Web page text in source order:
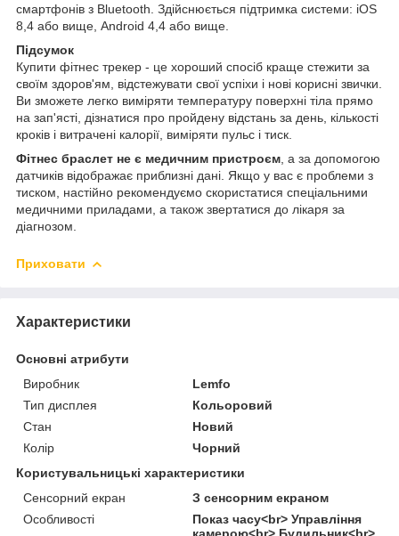
смартфонів з Bluetooth. Здійснюється підтримка системи: iOS
8,4 або вище, Android 4,4 або вище.
Підсумок
Купити фітнес трекер - це хороший спосіб краще стежити за
своїм здоров'ям, відстежувати свої успіхи і нові корисні звички.
Ви зможете легко виміряти температуру поверхні тіла прямо
на зап'ясті, дізнатися про пройдену відстань за день, кількості
кроків і витрачені калорії, виміряти пульс і тиск.
Фітнес браслет не є медичним пристроєм , а за допомогою
датчиків відображає приблизні дані. Якщо у вас є проблеми з
тиском, настійно рекомендуємо скористатися спеціальними
медичними приладами, а також звертатися до лікаря за
діагнозом.
Приховати
Характеристики
Основні атрибути
Виробник
Lemfo
Тип дисплея
Кольоровий
Стан
Новий
Колір
Чорний
Користувальницькі характеристики
Сенсорний екран
З сенсорним екраном
Особливості
Показ часу<br> Управління
камерою<br> Будильник<br>